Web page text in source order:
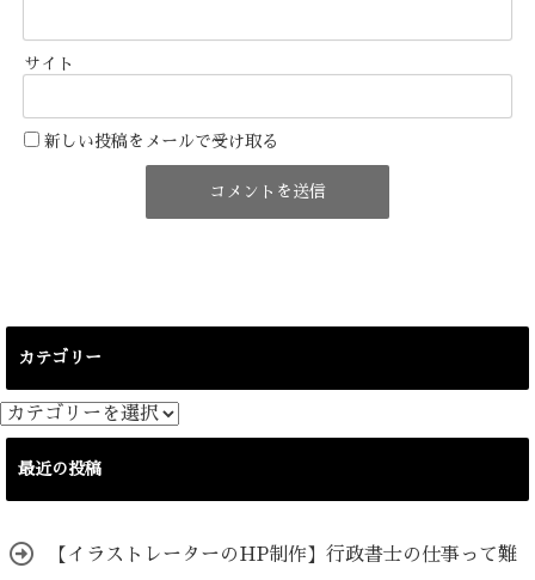
サイト
新しい投稿をメールで受け取る
カテゴリー
カ
テ
最近の投稿
【イラストレーターのHP制作】行政書士の仕事って難